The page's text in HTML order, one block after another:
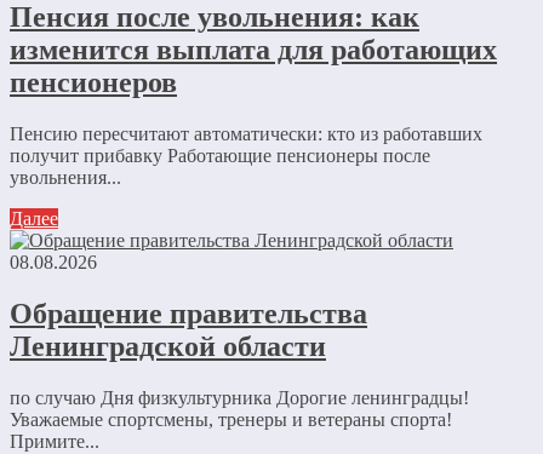
Пенсия после увольнения: как
изменится выплата для работающих
пенсионеров
Пенсию пересчитают автоматически: кто из работавших
получит прибавку Работающие пенсионеры после
увольнения...
Далее
08.08.2026
Обращение правительства
Ленинградской области
по случаю Дня физкультурника Дорогие ленинградцы!
Уважаемые спортсмены, тренеры и ветераны спорта!
Примите...